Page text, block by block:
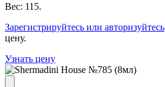
Вес: 115.
Зарегистрируйтесь или авторизуйтесь
цену.
Узнать цену